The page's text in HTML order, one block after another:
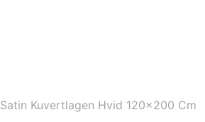
Satin Kuvertlagen Hvid 120×200 Cm